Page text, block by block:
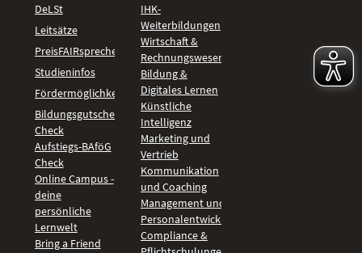
DeLSt
Leitsätze
PreisFAIRsprechen
Studieninfos
Fördermöglichkeiten
Bildungsgutschein
Check
Aufstiegs-BAföG
Check
Online Campus -
deine
persönliche
Lernwelt
Bring a Friend
IHK-
Weiterbildungen
Wirtschaft &
Rechnungswesen
Bildung &
Digitales Lernen
Künstliche
Intelligenz
Marketing und
Vertrieb
Kommunikation
und Coaching
Management und
Personalentwicklung
Compliance &